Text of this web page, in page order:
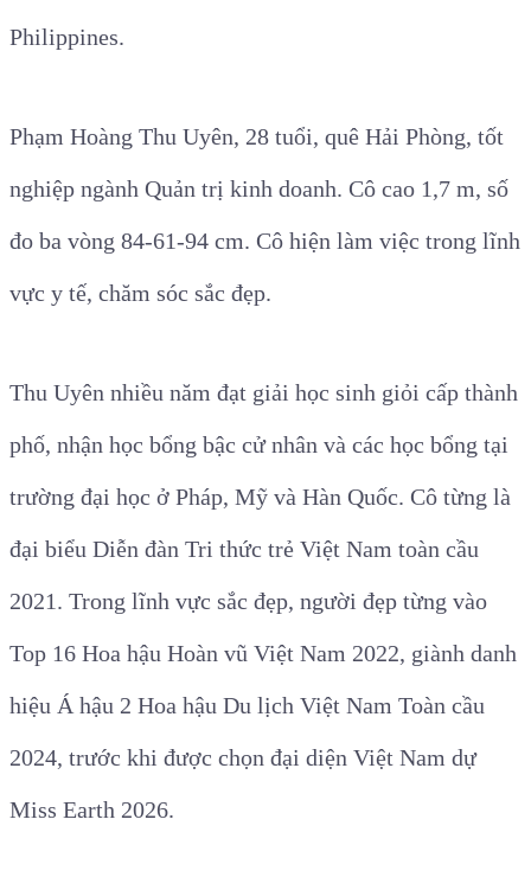
Philippines.
Phạm Hoàng Thu Uyên, 28 tuổi, quê Hải Phòng, tốt
nghiệp ngành Quản trị kinh doanh. Cô cao 1,7 m, số
đo ba vòng 84-61-94 cm. Cô hiện làm việc trong lĩnh
vực y tế, chăm sóc sắc đẹp.
Thu Uyên nhiều năm đạt giải học sinh giỏi cấp thành
phố, nhận học bổng bậc cử nhân và các học bổng tại
trường đại học ở Pháp, Mỹ và Hàn Quốc. Cô từng là
đại biểu Diễn đàn Tri thức trẻ Việt Nam toàn cầu
2021. Trong lĩnh vực sắc đẹp, người đẹp từng vào
Top 16 Hoa hậu Hoàn vũ Việt Nam 2022, giành danh
hiệu Á hậu 2 Hoa hậu Du lịch Việt Nam Toàn cầu
2024, trước khi được chọn đại diện Việt Nam dự
Miss Earth 2026.